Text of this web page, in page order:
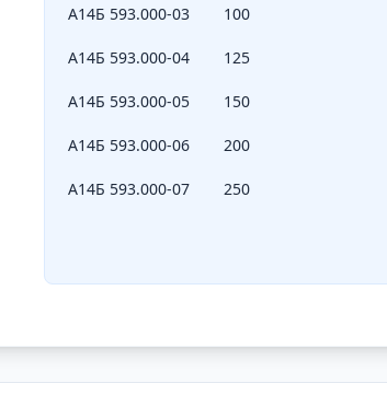
А14Б 593.000-03 100
А14Б 593.000-04 125
А14Б 593.000-05 150
А14Б 593.000-06 200
А14Б 593.000-07 250